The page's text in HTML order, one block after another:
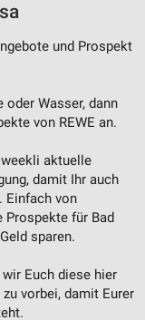
und Prospekt
oder Wasser, dann
von REWE an.
aktuelle
damit Ihr auch
Einfach von
Prospekte für Bad
sparen.
wir Euch diese hier
vorbei, damit Eurer